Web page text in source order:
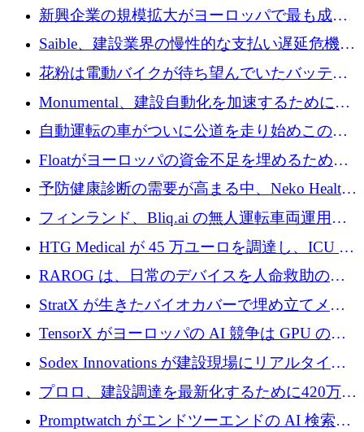
後、アムステルダムに根を張る
新興企業の規模拡大がヨーロッパで最も成功
した創業者を生み出す、アントラー氏が発見
Saible、建設業界の慢性的な支払い遅延危機に
対処するために 290 万ポンドを調達
花粉は電動バイクが待ち望んでいたバッテリ
ー交換ネットワークを構築している
Monumental、建設自動化を加速するためにシ
リーズ B で 3,200 万ドルを確保
自動運転の車がついに公道を走り始めこの国
が世界をリードしようとしている
Floatがヨーロッパの資金不足を埋めるために
シリーズAで450万ユーロを調達
予防健康診断の需要が高まる中、Neko Health
が 7 億ドルを調達
フィンランド、Bliq.ai の無人運転車両運用を
認可
HTG Medical が 45 万ユーロを調達し、ICU の
尿モニタリングを自動化するための MDR 認
証を獲得
RAROG は、日常のデバイスを人命救助の救
助ビーコンに変えるために 16 万 2,000 ユーロ
StratX が生きたバイオカバーで埋め立てメタ
ン対策に 119 万ドルを調達
TensorX がヨーロッパの AI 競争は GPU の所
有者によって決まると考える理由
Sodex Innovations が建設現場にリアルタイム
のインテリジェンスをもたらすために 400 万
ユーロを確保
プロロ、建設調達を最新化するために420万ポ
ンドを調達
Promptwatch がエンドツーエンドの AI 検索最